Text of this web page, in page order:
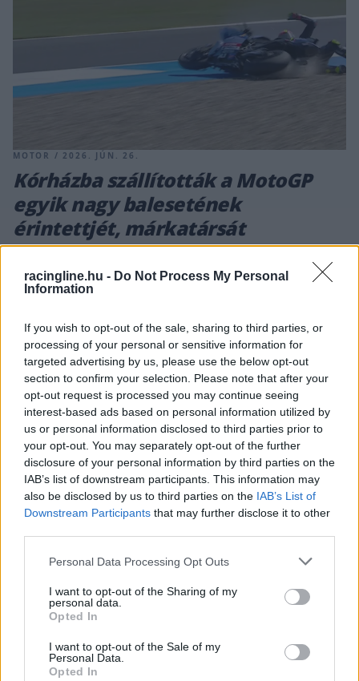
racingline.hu - Do Not Process My Personal
Information
If you wish to opt-out of the sale, sharing to third parties, or
processing of your personal or sensitive information for
targeted advertising by us, please use the below opt-out
section to confirm your selection. Please note that after your
opt-out request is processed you may continue seeing
interest-based ads based on personal information utilized by
us or personal information disclosed to third parties prior to
your opt-out. You may separately opt-out of the further
disclosure of your personal information by third parties on the
IAB’s list of downstream participants. This information may
also be disclosed by us to third parties on the IAB’s List of
Downstream Participants that may further disclose it to other
Please note that this website/app uses one or more Google
not limited to your visit or usage behaviour. You may click to
grant or deny consent to Google and its third-party tags to
use your data for below specified purposes in below Google
consent section.
Personal Data Processing Opt Outs
I want to opt-out of the Sharing of my
personal data.
Opted In
I want to opt-out of the Sale of my
Personal Data.
Opted In
MOTOR / 2026. JÚN. 26.
Kórházba szállították a MotoGP
egyik nagy balesetének
érintettjét, márkatársát
megbüntették
Fermín Aldeguer és Álex Márquez állapotáról is érkezett
Holland Nagydíjra.
MOTOR / 2026. JÚN. 21.
Ezért lépett vissza a brnói
futamoktól Álex Márquez
A Csehországban visszatérő Márquez-fivér kifejezetten pozitív